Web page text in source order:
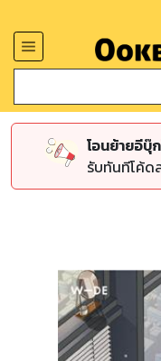
โอนย้ายอีบุ๊
รับทันทีโค้ด